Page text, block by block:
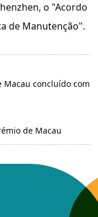
o "Acordo
de Manutenção".
Macau concluído com
de Macau